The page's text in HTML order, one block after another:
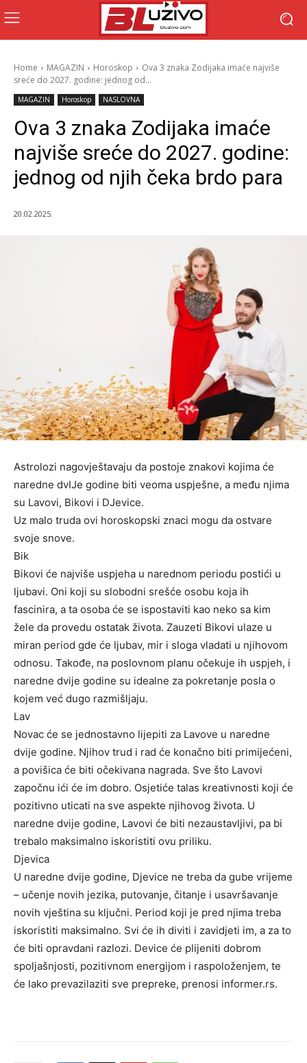
Home MAGAZIN Horoskop
Ova 3 znaka Zodijaka imaće najviše
sreće do 2027. godine: jednog od...
MAGAZIN Horoskop NASLOVNA
Ova 3 znaka Zodijaka imaće
najviše sreće do 2027. godine:
jednog od njih čeka brdo para
20.02.2025.
Astrolozi nagovještavaju da postoje znakovi kojima će
naredne dvIJe godine biti veoma uspješne, a među njima
su Lavovi, Bikovi i DJevice.
Uz malo truda ovi horoskopski znaci mogu da ostvare
svoje snove.
Bik
Bikovi će najviše uspjeha u narednom periodu postići u
ljubavi. Oni koji su slobodni srešće osobu koja ih
fascinira, a ta osoba će se ispostaviti kao neko sa kim
žele da provedu ostatak života. Zauzeti Bikovi ulaze u
miran period gde će ljubav, mir i sloga vladati u njihovom
odnosu. Takođe, na poslovnom planu očekuje ih uspjeh, i
naredne dvije godine su idealne za pokretanje posla o
kojem već dugo razmišljaju.
Lav
Novac će se jednostavno lijepiti za Lavove u naredne
dvije godine. Njihov trud i rad će konačno biti primijećeni,
a povišica će biti očekivana nagrada. Sve što Lavovi
započnu ići će im dobro. Osjetiće talas kreativnosti koji će
pozitivno uticati na sve aspekte njihovog života. U
naredne dvije godine, Lavovi će biti nezaustavljivi, pa bi
trebalo maksimalno iskoristiti ovu priliku.
Djevica
U naredne dvije godine, Djevice ne treba da gube vrijeme
– učenje novih jezika, putovanje, čitanje i usavršavanje
novih vještina su ključni. Period koji je pred njima treba
iskoristiti maksimalno. Svi će ih diviti i zavidjeti im, a za to
će biti opravdani razlozi. Device će plijeniti dobrom
spoljašnjosti, pozitivnom energijom i raspoloženjem, te
će lako prevazilaziti sve prepreke, prenosi informer.rs.